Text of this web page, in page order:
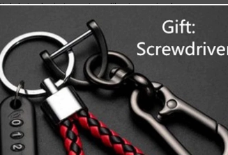
terkejut saat melihat nominal yang
seringkali mengadakan program
denda administratif bagi pemilik
emas bagi warga Kota Bima untuk
pokok pajaknya saja tanpa dikenakan